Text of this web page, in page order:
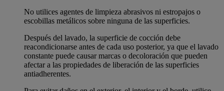
No utilices agentes de limpieza abrasivos ni estropajos o
escobillas metálicos sobre ninguna de las superficies.
Después del lavado, la superficie de cocción debe
reacondicionarse antes de cada uso posterior, ya que el lavado
constante puede causar marcas o decoloración que pueden
afectar a las propiedades de liberación de las superficies
antiadherentes.